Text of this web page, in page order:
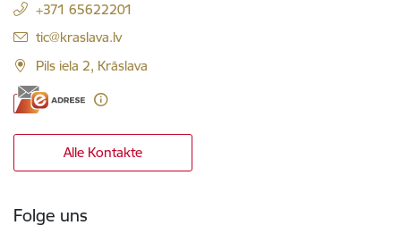
+371 65622201
E-Mail:
tic@kraslava.lv
Pils iela 2, Krāslava
Alle Kontakte
Folge uns